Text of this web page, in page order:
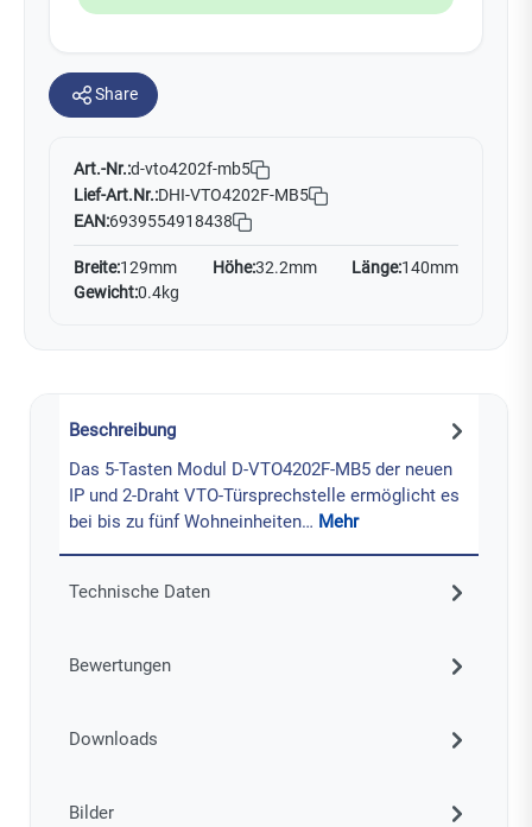
Share
Art.-Nr.:d-vto4202f-mb5
Lief-Art.Nr.:DHI-VTO4202F-MB5
EAN:6939554918438
Breite:129mm Höhe:32.2mm Länge:140mm
Gewicht:0.4kg
Beschreibung
Das 5-Tasten Modul D-VTO4202F-MB5 der neuen
IP und 2-Draht VTO-Türsprechstelle ermöglicht es
bei bis zu fünf Wohneinheiten… Mehr
Technische Daten
Bewertungen
Downloads
Bilder